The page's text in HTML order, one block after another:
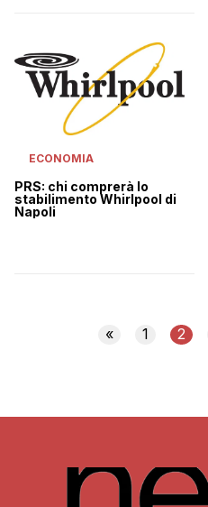
ECONOMIA
PRS: chi comprerà lo
stabilimento Whirlpool di
Napoli
« 1 2